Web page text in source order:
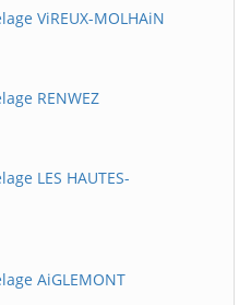
ViREUX-MOLHAiN
RENWEZ
LES HAUTES-
AiGLEMONT